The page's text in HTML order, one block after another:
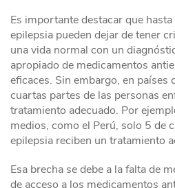
Es importante destacar que
epilepsia pueden dejar de tener
una vida normal con un
apropiado de medicamentos
eficaces. Sin embargo, en países
cuartas partes de las personas
tratamiento adecuado. Por
medios, como el Perú, solo 5 de
epilepsia reciben un tratamiento
Esa brecha se debe a la falta de
de acceso a los medicamentos